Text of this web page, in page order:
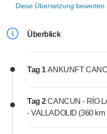
Diese Übersetzung bewerten
Überblick
Tag 1ANKUNFT
Tag 2CANCUN - RÍO
- VALLADOLID (360 km